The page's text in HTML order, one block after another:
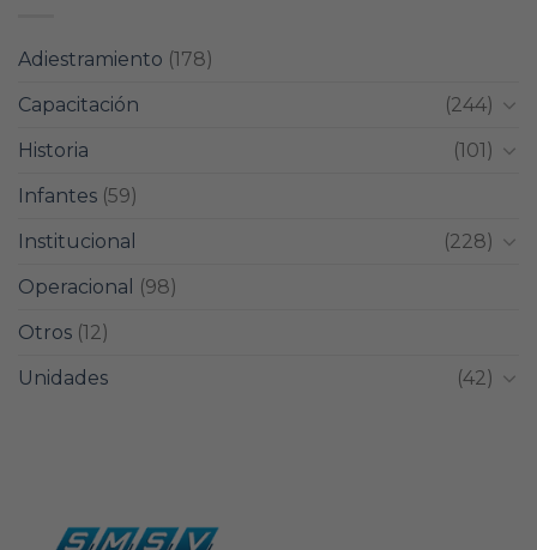
Adiestramiento (178)
Capacitación
(244)
Historia
(101)
Infantes (59)
Institucional
(228)
Operacional
(98)
Otros (12)
Unidades
(42)